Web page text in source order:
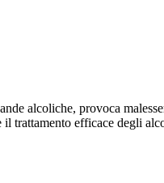
alcoliche, provoca
il trattamento efficace degli